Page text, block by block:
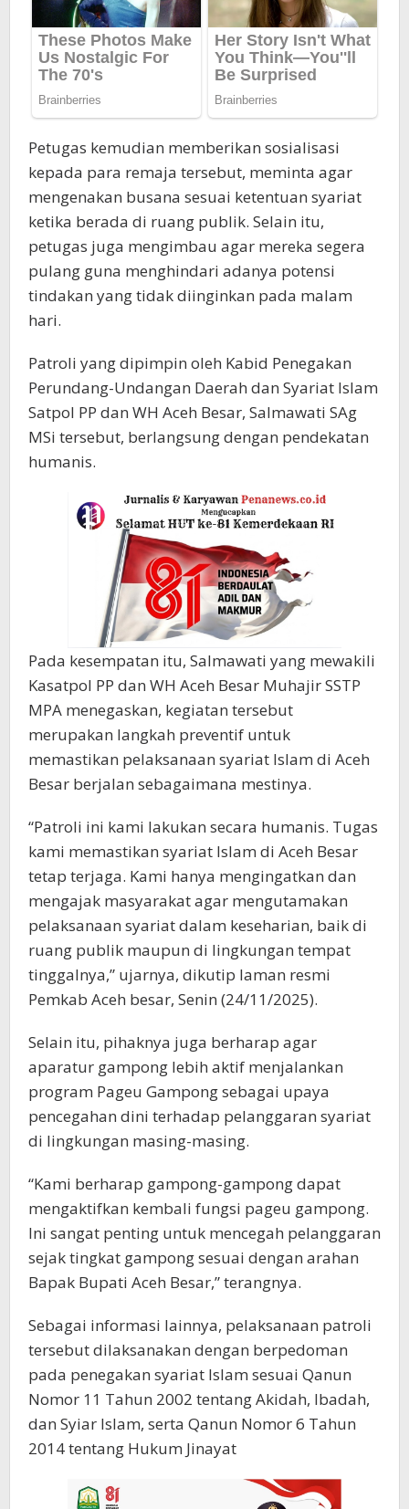
Petugas kemudian memberikan sosialisasi
kepada para remaja tersebut, meminta agar
mengenakan busana sesuai ketentuan syariat
ketika berada di ruang publik. Selain itu,
petugas juga mengimbau agar mereka segera
pulang guna menghindari adanya potensi
tindakan yang tidak diinginkan pada malam
hari.
Patroli yang dipimpin oleh Kabid Penegakan
Perundang-Undangan Daerah dan Syariat Islam
Satpol PP dan WH Aceh Besar, Salmawati SAg
MSi tersebut, berlangsung dengan pendekatan
humanis.
Pada kesempatan itu, Salmawati yang mewakili
Kasatpol PP dan WH Aceh Besar Muhajir SSTP
MPA menegaskan, kegiatan tersebut
merupakan langkah preventif untuk
memastikan pelaksanaan syariat Islam di Aceh
Besar berjalan sebagaimana mestinya.
“Patroli ini kami lakukan secara humanis. Tugas
kami memastikan syariat Islam di Aceh Besar
tetap terjaga. Kami hanya mengingatkan dan
mengajak masyarakat agar mengutamakan
pelaksanaan syariat dalam keseharian, baik di
ruang publik maupun di lingkungan tempat
tinggalnya,” ujarnya, dikutip laman resmi
Pemkab Aceh besar, Senin (24/11/2025).
Selain itu, pihaknya juga berharap agar
aparatur gampong lebih aktif menjalankan
program Pageu Gampong sebagai upaya
pencegahan dini terhadap pelanggaran syariat
di lingkungan masing-masing.
“Kami berharap gampong-gampong dapat
mengaktifkan kembali fungsi pageu gampong.
Ini sangat penting untuk mencegah pelanggaran
sejak tingkat gampong sesuai dengan arahan
Bapak Bupati Aceh Besar,” terangnya.
Sebagai informasi lainnya, pelaksanaan patroli
tersebut dilaksanakan dengan berpedoman
pada penegakan syariat Islam sesuai Qanun
Nomor 11 Tahun 2002 tentang Akidah, Ibadah,
dan Syiar Islam, serta Qanun Nomor 6 Tahun
2014 tentang Hukum Jinayat